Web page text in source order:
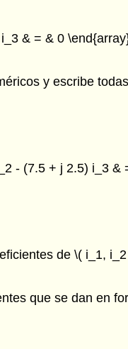
& = & 0
y escribe
- (7.5 + j 2.5) i_3 &
de \( i_1,
que se dan en